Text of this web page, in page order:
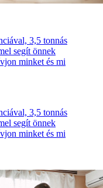
3,5 tonnás
segít önnek
minket és mi
3,5 tonnás
segít önnek
minket és mi